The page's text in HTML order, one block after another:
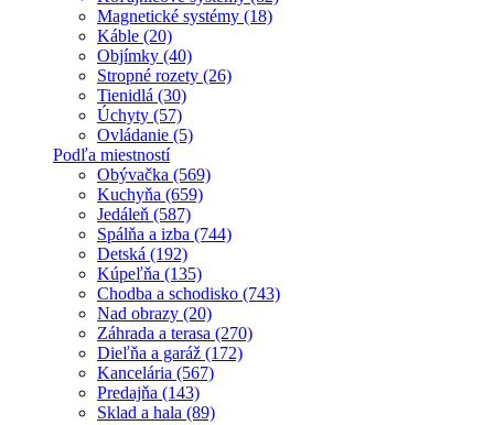
Magnetické systémy (18)
Káble (20)
Objímky (40)
Stropné rozety (26)
Tienidlá (30)
Úchyty (57)
Ovládanie (5)
Podľa miestností
Obývačka (569)
Kuchyňa (659)
Jedáleň (587)
Spálňa a izba (744)
Detská (192)
Kúpeľňa (135)
Chodba a schodisko (743)
Nad obrazy (20)
Záhrada a terasa (270)
Dieľňa a garáž (172)
Kancelária (567)
Predajňa (143)
Sklad a hala (89)